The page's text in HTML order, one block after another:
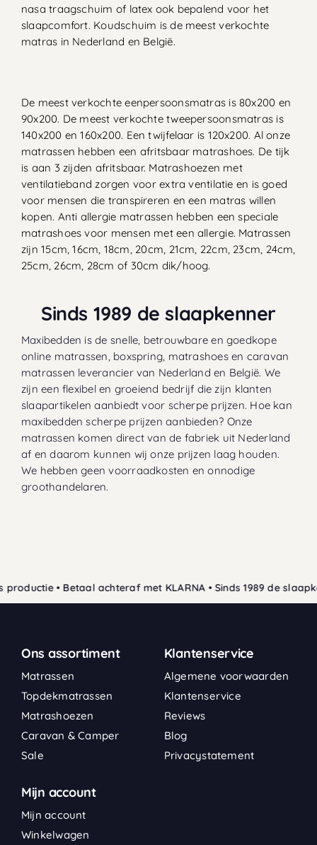
nasa traagschuim of latex ook bepalend voor het
slaapcomfort. Koudschuim is de meest verkochte
matras in Nederland en België.
De meest verkochte eenpersoonsmatras is 80x200 en
90x200. De meest verkochte tweepersoonsmatras is
140x200 en 160x200. Een twijfelaar is 120x200. Al onze
matrassen hebben een afritsbaar matrashoes. De tijk
is aan 3 zijden afritsbaar. Matrashoezen met
ventilatieband zorgen voor extra ventilatie en is goed
voor mensen die transpireren en een matras willen
kopen. Anti allergie matrassen hebben een speciale
matrashoes voor mensen met een allergie. Matrassen
zijn 15cm, 16cm, 18cm, 20cm, 21cm, 22cm, 23cm, 24cm,
25cm, 26cm, 28cm of 30cm dik/hoog.
Sinds 1989 de slaapkenner
Maxibedden is de snelle, betrouwbare en goedkope
online matrassen, boxspring, matrashoes en caravan
matrassen leverancier van Nederland en België. We
zijn een flexibel en groeiend bedrijf die zijn klanten
slaapartikelen aanbiedt voor scherpe prijzen. Hoe kan
maxibedden scherpe prijzen aanbieden? Onze
matrassen komen direct van de fabriek uit Nederland
af en daarom kunnen wij onze prijzen laag houden.
We hebben geen voorraadkosten en onnodige
groothandelaren.
• Betaal achteraf met KLARNA • Sinds 1989 de
Ons assortiment
Matrassen
Topdekmatrassen
Matrashoezen
Caravan & Camper
Sale
Klantenservice
Algemene voorwaarden
Klantenservice
Reviews
Blog
Privacystatement
Mijn account
Mijn account
Winkelwagen